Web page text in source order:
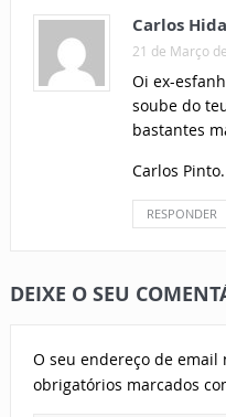
Carlos
21 de Março
Oi ex-
soube do
bastantes
Carlos Pinto.
RESPONDER
DEIXE O SEU
O seu endereço de email
obrigatórios marcados